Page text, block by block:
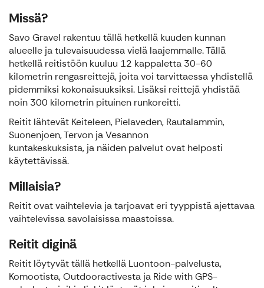
Missä?
Savo Gravel rakentuu tällä hetkellä kuuden kunnan
alueelle ja tulevaisuudessa vielä laajemmalle. Tällä
hetkellä reitistöön kuuluu 12 kappaletta 30-60
kilometrin rengasreittejä, joita voi tarvittaessa yhdistellä
pidemmiksi kokonaisuuksiksi. Lisäksi reittejä yhdistää
noin 300 kilometrin pituinen runkoreitti.
Reitit lähtevät Keiteleen, Pielaveden, Rautalammin,
Suonenjoen, Tervon ja Vesannon
kuntakeskuksista, ja näiden palvelut ovat helposti
käytettävissä.
Millaisia?
Reitit ovat vaihtelevia ja tarjoavat eri tyyppistä ajettavaa
vaihtelevissa savolaisissa maastoissa.
Reitit diginä
Reitit löytyvät tällä hetkellä Luontoon-palvelusta,
Komootista, Outdooractivesta ja Ride with GPS-